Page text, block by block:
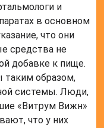
и
в основном
что они
средства не
добавке к пище.
таким образом,
системы. Люди,
«Витрум Вижн»
что у них